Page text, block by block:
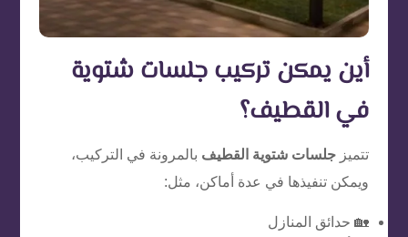
أين يمكن تركيب جلسات شتوية
في القطيف؟
تتميز جلسات شتوية القطيف بالمرونة في التركيب،
ويمكن تنفيذها في عدة أماكن، مثل:
🏡 حدائق المنازل